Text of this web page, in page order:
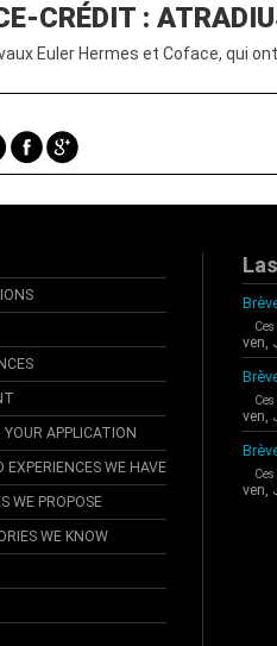
CRÉDIT :
Euler Hermes et Coface, qui
APPLICATION
EXPERIENCES WE HAVE
WE PROPOSE
WE KNOW
ven,
ven,
ven,